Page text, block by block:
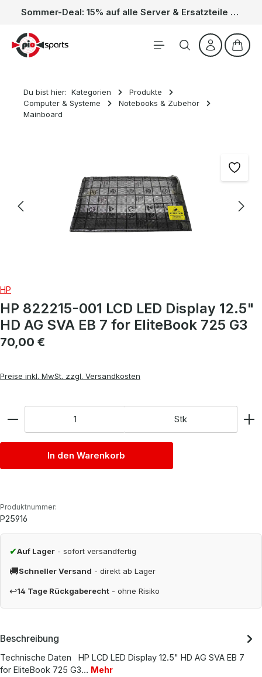
Zum Hauptinhalt springen Sommer-Deal: 15% auf alle Server & Ersatzteile – Kein Code nötig, der Rabatt wird automatisch im Warenkorb abgezogen. Gültig vom 01.06. bis 31.08.
Du bist hier: Kategorien
Produkte
Computer & Systeme
Notebooks & Zubehör
Mainboard
HP
HP 822215-001 LCD LED Display 12.5"
HD AG SVA EB 7 for EliteBook 725 G3
Regulärer Preis:
70,00 €
Preise inkl. MwSt. zzgl. Versandkosten
Stk
In den Warenkorb
Produktnummer:
P25916
✔Auf Lager - sofort versandfertig
🚚Schneller Versand - direkt ab Lager
↩14 Tage Rückgaberecht - ohne Risiko
Beschreibung
Technische Daten HP LCD LED Display 12.5" HD AG SVA EB 7
for EliteBook 725 G3… Mehr